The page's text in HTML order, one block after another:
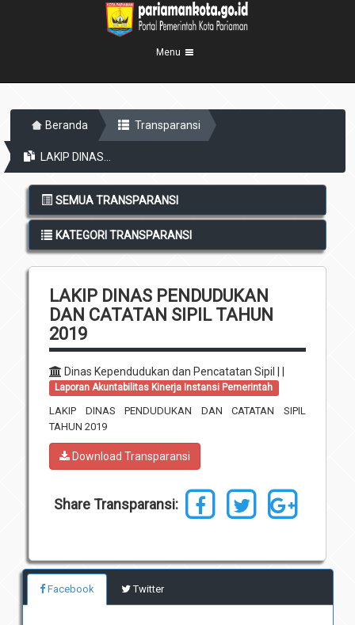
Menu
Profil Kota
Sejarah
Demografis
Eksekutif
Legislatif
Perangkat Daerah
Sekretariat Daerah
Kecamatan
Desa
Kelurahan
Unit Pelaksana Teknis (UPT)
Berita Kota
Transparansi
Informasi
Layanan
Pengumuman
Infografis
Download
Beranda Transparansi
LAKIP DINAS...
SEMUA TRANSPARANSI
KATEGORI TRANSPARANSI
LAKIP DINAS PENDUDUKAN
DAN CATATAN SIPIL TAHUN
2019
Dinas Kependudukan dan Pencatatan Sipil | |
Laporan Akuntabilitas Kinerja Instansi Pemerintah
LAKIP DINAS PENDUDUKAN DAN CATATAN SIPIL
TAHUN 2019
Download Transparansi
Share Transparansi:
Facebook Twitter